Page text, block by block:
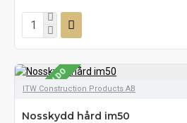
SE LAGERSALDO
ITW Construction Products AB
Nosskydd hård im50